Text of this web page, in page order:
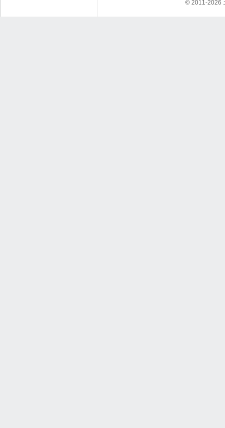
© 2011-2026